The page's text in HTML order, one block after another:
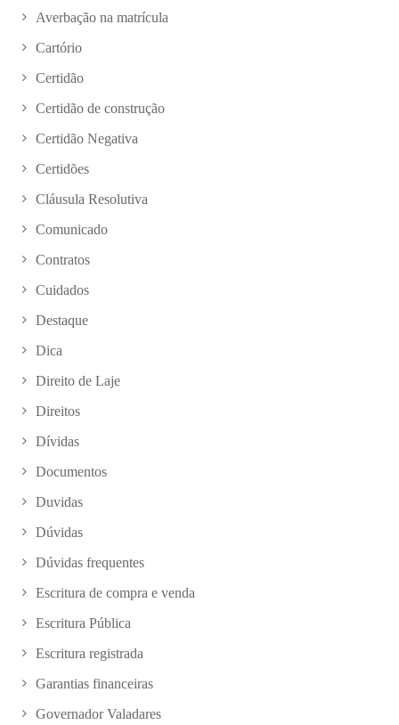
Averbação na matrícula
Cartório
Certidão
Certidão de construção
Certidão Negativa
Certidões
Cláusula Resolutiva
Comunicado
Contratos
Cuidados
Destaque
Dica
Direito de Laje
Direitos
Dívidas
Documentos
Duvidas
Dúvidas
Dúvidas frequentes
Escritura de compra e venda
Escritura Pública
Escritura registrada
Garantias financeiras
Governador Valadares